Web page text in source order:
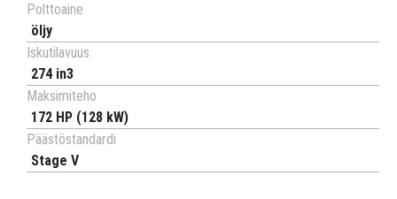
Polttoaine
öljy
Iskutilavuus
274 in3
Maksimiteho
172 HP (128 kW)
Päästöstandardi
Stage V